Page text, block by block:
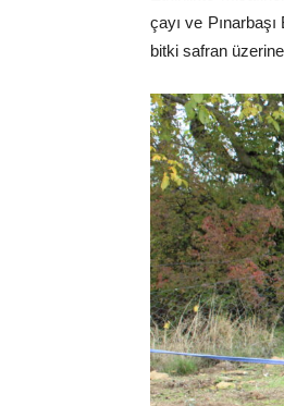
çayı ve Pınarbaşı
bitki safran